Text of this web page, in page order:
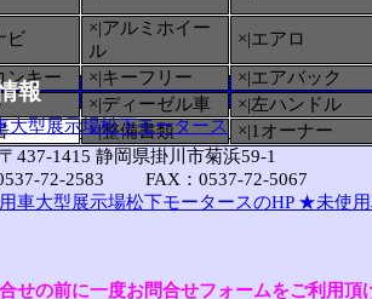
ビ
×|アルミホイー
ル
×|エアロ
ンキー
×|キーフリー ×|エアバック
×|ディーゼル車 ×|左ハンドル
×|整備書類 ×|1オーナー
報
大型展示場松下モータース
437-1415 静岡県掛川市菊浜59-1
72-2583 FAX：0537-72-5067
車大型展示場松下モータースのHP ★未使用
せの前に一度お問合せフォームをご利用頂